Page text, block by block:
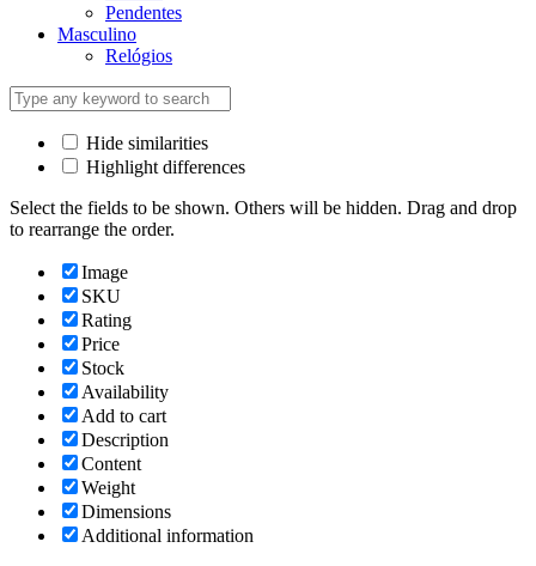
Pendentes
Masculino
Relógios
Hide similarities
Highlight differences
Select the fields to be shown. Others will be hidden. Drag and drop
to rearrange the order.
Image
SKU
Rating
Price
Stock
Availability
Add to cart
Description
Content
Weight
Dimensions
Additional information